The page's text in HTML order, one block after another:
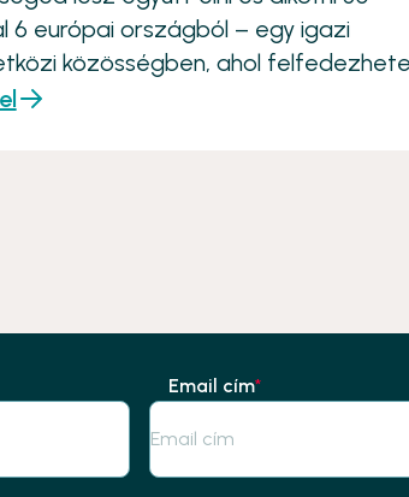
6 európai országból – egy igazi
közösségben, ahol
használd az előadóművészetet arra,
Email cím*